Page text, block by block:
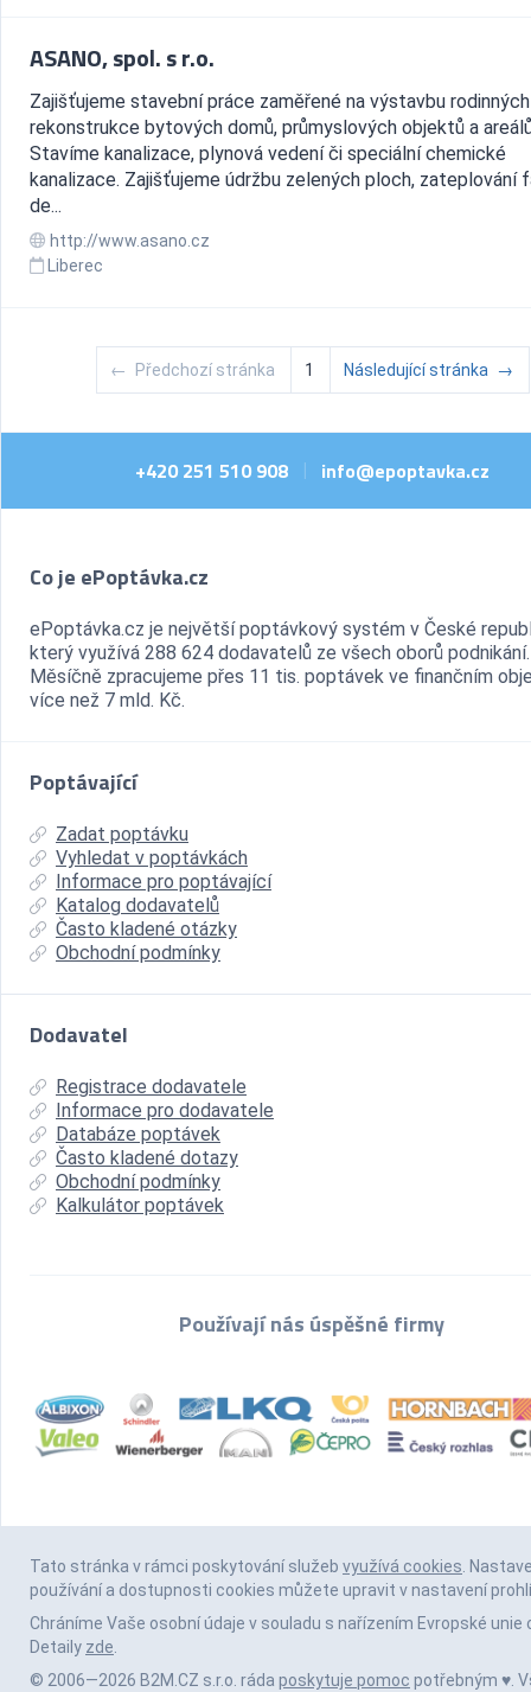
ASANO, spol. s r.o.
Zajišťujeme stavební práce zaměřené na výstavbu
rekonstrukce bytových domů, průmyslových objektů a
Stavíme kanalizace, plynová vedení či speciální chemické
kanalizace. Zajišťujeme údržbu zelených ploch, zateplování
de...
http://www.asano.cz
Liberec
← Předchozí stránka 1 Následující stránka →
+420 251 510 908 | info@epoptavka.cz
Co je ePoptávka.cz
ePoptávka.cz je největší poptávkový systém v České
který využívá 288 624 dodavatelů ze všech oborů podnikání.
Měsíčně zpracujeme přes 11 tis. poptávek ve finančním
více než 7 mld. Kč.
Poptávající
Zadat poptávku
Vyhledat v poptávkách
Informace pro poptávající
Katalog dodavatelů
Často kladené otázky
Obchodní podmínky
Dodavatel
Registrace dodavatele
Informace pro dodavatele
Databáze poptávek
Často kladené dotazy
Obchodní podmínky
Kalkulátor poptávek
Používají nás úspěšné firmy
Tato stránka v rámci poskytování služeb využívá cookies .
používání a dostupnosti cookies můžete upravit v nastavení
Chráníme Vaše osobní údaje v souladu s nařízením Evropské unie
Detaily zde
© 2006—2026 B2M.CZ s.r.o. ráda poskytuje pomoc potřebným ♥️.